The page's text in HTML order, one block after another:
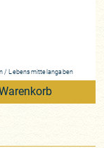
/ Lebensmittelangaben